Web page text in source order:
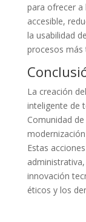
para ofrecer a
accesible,
la usabilidad
procesos más
La creación
inteligente de
Comunidad
Estas
innovación
éticos y los